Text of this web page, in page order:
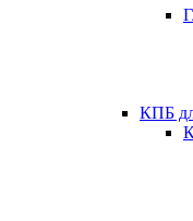
КПБ